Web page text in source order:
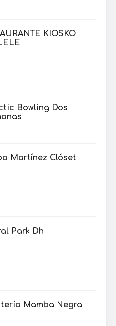
KIOSKO
Bowling Dos
Martínez Clóset
Park Dh
Mamba Negra